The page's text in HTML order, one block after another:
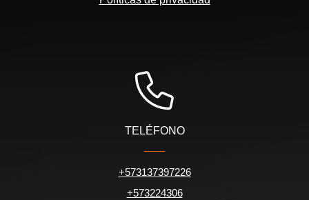
TELÉFONO
+573137397226
+573224306